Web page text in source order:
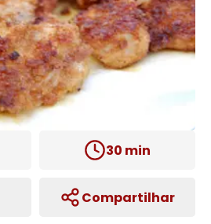
30 min
Compartilhar